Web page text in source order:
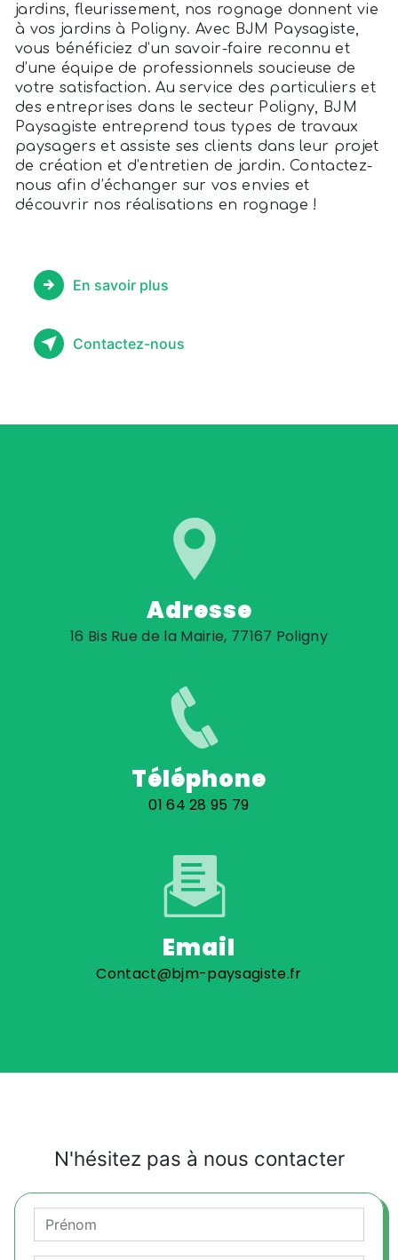
jardins, fleurissement, nos rognage donnent vie
à vos jardins à Poligny. Avec BJM Paysagiste,
vous bénéficiez d’un savoir-faire reconnu et
d’une équipe de professionnels soucieuse de
votre satisfaction. Au service des particuliers et
des entreprises dans le secteur Poligny, BJM
Paysagiste entreprend tous types de travaux
paysagers et assiste ses clients dans leur projet
de création et d’entretien de jardin. Contactez-
nous afin d’échanger sur vos envies et
découvrir nos réalisations en rognage !
En savoir plus
Contactez-nous
Adresse
16 Bis Rue de la Mairie, 77167 Poligny
Téléphone
01 64 28 95 79
Email
Contact@bjm-paysagiste.fr
N'hésitez pas à nous contacter